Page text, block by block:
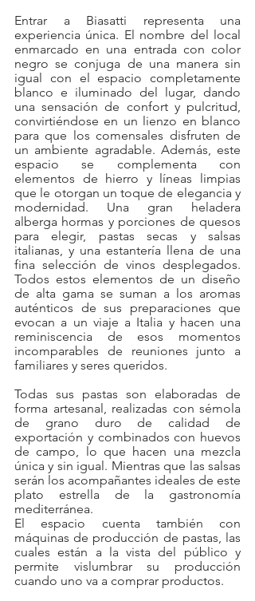
Entrar a Biasatti representa una
experiencia única. El nombre del local
enmarcado en una entrada con color
negro se conjuga de una manera sin
igual con el espacio completamente
blanco e iluminado del lugar, dando
una sensación de confort y pulcritud,
convirtiéndose en un lienzo en blanco
para que los comensales disfruten de
un ambiente agradable. Además, este
espacio se complementa con
elementos de hierro y líneas limpias
que le otorgan un toque de elegancia y
modernidad. Una gran heladera
alberga hormas y porciones de quesos
para elegir, pastas secas y salsas
italianas, y una estantería llena de una
fina selección de vinos desplegados.
Todos estos elementos de un diseño
de alta gama se suman a los aromas
auténticos de sus preparaciones que
evocan a un viaje a Italia y hacen una
reminiscencia de esos momentos
incomparables de reuniones junto a
familiares y seres queridos.
Todas sus pastas son elaboradas de
forma artesanal, realizadas con sémola
de grano duro de calidad de
exportación y combinados con huevos
de campo, lo que hacen una mezcla
única y sin igual. Mientras que las salsas
serán los acompañantes ideales de este
plato estrella de la gastronomía
mediterránea.
El espacio cuenta también con
máquinas de producción de pastas, las
cuales están a la vista del público y
permite vislumbrar su producción
cuando uno va a comprar productos.